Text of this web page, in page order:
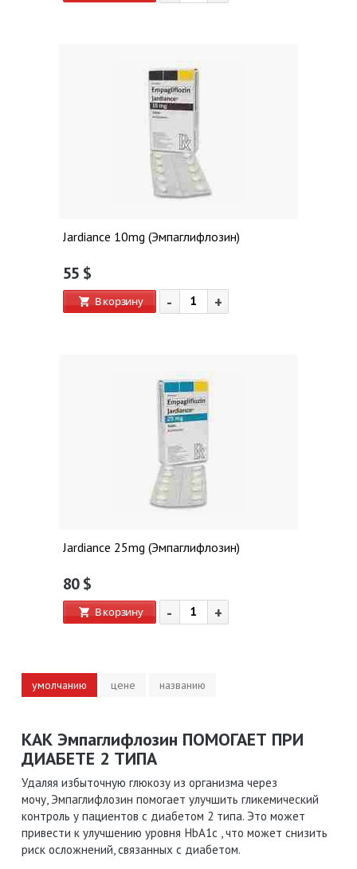
Jardiance 10mg (Эмпаглифлозин)
55 $
В корзину - +
Jardiance 25mg (Эмпаглифлозин)
80 $
В корзину - +
умолчанию цене названию
КАК Эмпаглифлозин ПОМОГАЕТ ПРИ
ДИАБЕТЕ 2 ТИПА
Удаляя избыточную глюкозу из организма через
мочу, Эмпаглифлозин помогает улучшить гликемический
контроль у пациентов с диабетом 2 типа. Это может
привести к улучшению уровня HbA1c , что может снизить
риск осложнений, связанных с диабетом.